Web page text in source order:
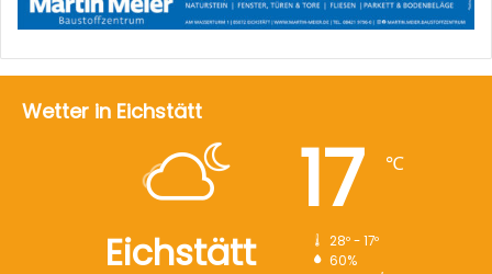
Wetter in Eichstätt
Eichstätt
17 ℃
28º - 17º
60%